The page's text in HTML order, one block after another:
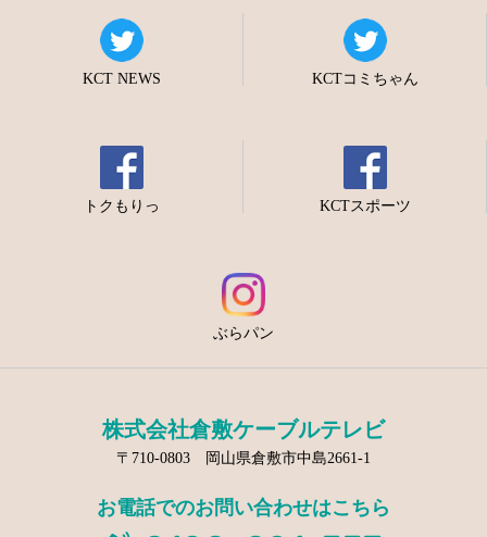
KCT NEWS KCTコミちゃん
トクもりっ KCTスポーツ
ぶらパン
株式会社倉敷ケーブルテレビ
〒710-0803 岡山県倉敷市中島2661-1
お電話でのお問い合わせはこちら